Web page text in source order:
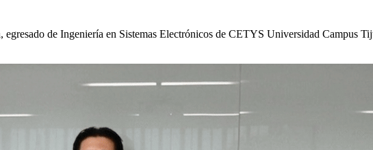
de Ingeniería en Sistemas Electrónicos de CETYS Universidad Campus